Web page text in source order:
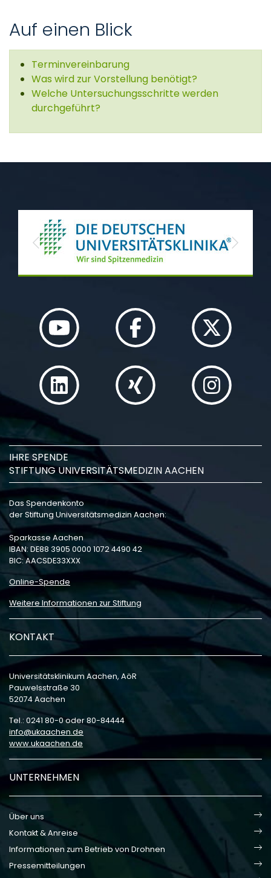
Auf einen Blick
Terminvereinbarung
Was wird zur Vorstellung benötigt?
Welche Untersuchungsschritte werden
durchgeführt?
Previous Next
IHRE SPENDE
STIFTUNG UNIVERSITÄTSMEDIZIN AACHEN
Das Spendenkonto
der Stiftung Universitätsmedizin Aachen:
Sparkasse Aachen
IBAN: DE88 3905 0000 1072 4490 42
BIC: AACSDE33XXX
Online-Spende
Weitere Informationen zur Stiftung
KONTAKT
Universitätsklinikum Aachen, AöR
Pauwelsstraße 30
52074 Aachen
Tel.: 0241 80-0 oder 80-84444
info
ukaachen de
www.ukaachen.de
UNTERNEHMEN
Über uns
Kontakt & Anreise
Informationen zum Betrieb von Drohnen
Pressemitteilungen